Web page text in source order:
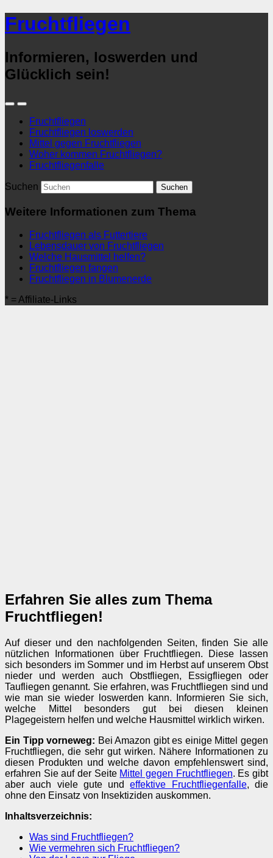
Fruchtfliegen
Informieren, loswerden und
Glücklich sein!
Fruchtfliegen
Fruchtfliegen loswerden
Mittel gegen Fruchtfliegen
Woher kommen Fruchtfliegen?
Fruchtfliegenfalle
Suchen
Weitere Informationen zum Thema
Fruchtfliegen als Futtertiere
Lebensdauer von Fruchtfliegen
Welche Hausmittel helfen?
Fruchtfliegen fangen
Fruchtfliegen in Blumenerde
* = Affiliate-Links
Erfahren Sie alles zum Thema
Fruchtfliegen!
Auf dieser und den nachfolgenden Seiten, finden Sie alle
nützlichen Informationen über Fruchtfliegen. Diese lassen
sich besonders im Sommer und im Herbst auf unserem Obst
nieder und werden auch Obstfliegen, Essigfliegen oder
Taufliegen genannt. Sie erfahren, was Fruchtfliegen sind und
wie man sie wieder loswerden kann. Informieren Sie sich,
welche Mittel besonders gut bei diesen kleinen
Plagegeistern helfen und welche Hausmittel wirklich wirken.
Ein Tipp vorneweg: Bei Amazon gibt es einige Mittel gegen
Fruchtfliegen, die sehr gut wirken. Nähere Informationen zu
diesen Produkten und welche davon empfehlenswert sind,
erfahren Sie auf der Seite Mittel gegen Fruchtfliegen. Es gibt
aber auch viele gute undeffektive Fruchtfliegenfalle, die
ohne den Einsatz von Insektiziden auskommen.
Inhaltsverzeichnis:
Was sind Fruchtfliegen?
Wie vermehren sich Fruchtfliegen?